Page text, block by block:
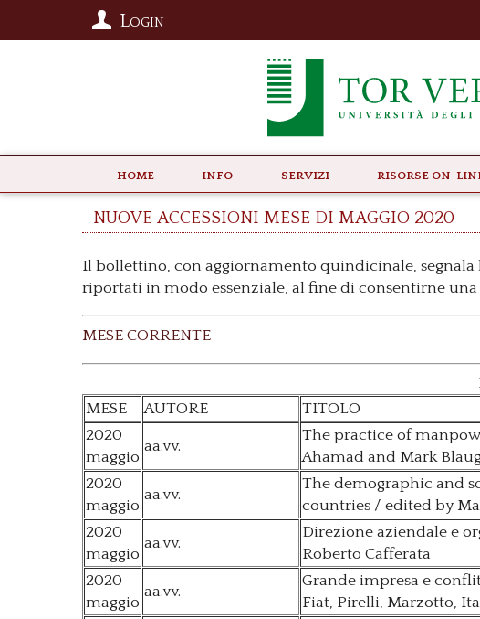
Login
Home info Servizi Risorse ON-
Nuove accessioni mese di maggio 2020
Il bollettino, con aggiornamento quindicinale,
riportati in modo essenziale, al fine di consentirne
MESE CORRENTE
MESE
AUTORE TITOLO
2020
maggio
aa.vv.
The practice of
Ahamad and Mark
2020
maggio
aa.vv.
The demographic and
countries / edited by
2020
maggio
aa.vv.
Direzione aziendale e
Roberto Cafferata
2020
maggio
aa.vv.
Grande impresa e
Fiat, Pirelli, Marzotto,